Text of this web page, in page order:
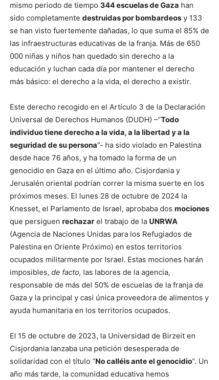
mismo periodo de tiempo 344 escuelas de Gaza han
sido completamente destruidas por bombardeos y 133
se han visto fuertemente dañadas, lo que suma el 85% de
las infraestructuras educativas de la franja. Más de 650
000 niñas y niños han quedado sin derecho a la
educación y luchan cada día por mantener el derecho
más básico: el derecho a la vida, el derecho a existir.
Este derecho recogido en el Artículo 3 de la Declaración
Universal de Derechos Humanos (DUDH) –“Todo
individuo tiene derecho a la vida, a la libertad y a la
seguridad de su persona”- ha sido violado en Palestina
desde hace 76 años, y ha tomado la forma de un
genocidio en Gaza en el último año. Cisjordania y
Jerusalén oriental podrían correr la misma suerte en los
próximos meses. El lunes 28 de octubre de 2024 la
Knesset, el Parlamento de Israel, aprobaba dos mociones
que persiguen rechazar el trabajo de la UNRWA
(Agencia de Naciones Unidas para los Refugiados de
Palestina en Oriente Próximo) en estos territorios
ocupados militarmente por Israel. Estas mociones harán
imposibles, de facto, las labores de la agencia,
responsable de más del 50% de escuelas de la franja de
Gaza y la principal y casi única proveedora de alimentos y
ayuda humanitaria en los territorios ocupados.
El 15 de octubre de 2023, la Universidad de Birzeit en
Cisjordania lanzaba una petición desesperada de
solidaridad con el título “No calléis ante el genocidio”. Un
año más tarde, la comunidad educativa hemos